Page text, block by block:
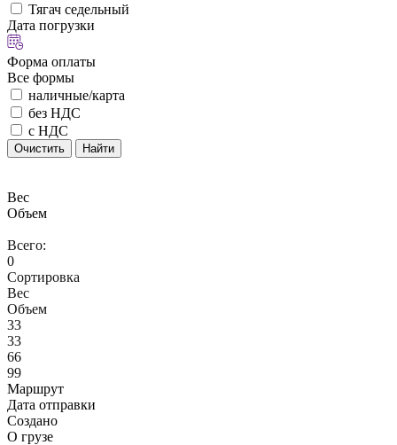
Тягач седельный
Дата погрузки
Форма оплаты
Все формы
наличные/карта
без НДС
с НДС
Очистить Найти
Вес
Объем
Всего:
0
Сортировка
Вес
Объем
33
33
66
99
Маршрут
Дата отправки
Создано
О грузе